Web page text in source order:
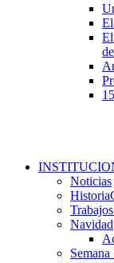
Noticias
Navidad
Semana